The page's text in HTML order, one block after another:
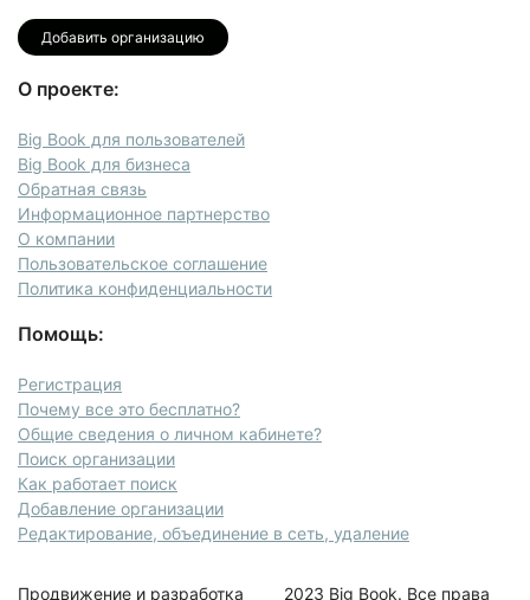
Добавить организацию
О проекте:
Big Book для пользователей
Big Book для бизнеса
Обратная связь
Информационное партнерство
О компании
Пользовательское соглашение
Политика конфиденциальности
Помощь:
Регистрация
Почему все это бесплатно?
Общие сведения о личном кабинете?
Поиск организации
Как работает поиск
Добавление организации
Редактирование, объединение в сеть, удаление
Продвижение и разработка 2023 Big Book. Все права